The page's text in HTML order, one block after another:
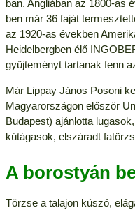
ban. Angliában az 1800-as
ben már 36 faját
az 1920-as években
Heidelbergben élő
gyűjteményt tartanak fenn
Már Lippay János Posoni
Magyarországon először
Budapest) ajánlotta
kútágasok, elszáradt
A borostyán
Törzse a talajon kúszó,